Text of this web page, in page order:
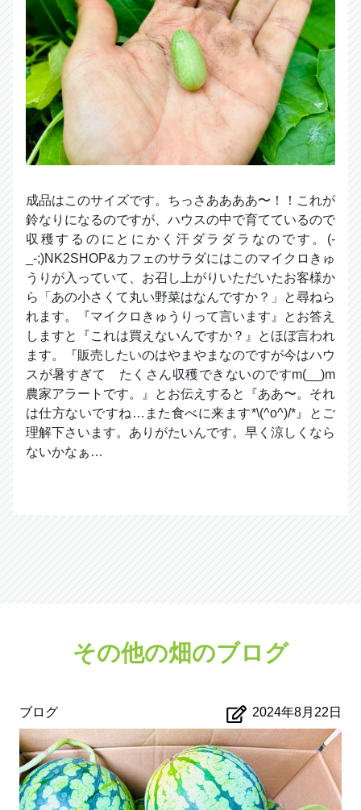
成品はこのサイズです。ちっさああああ〜！！これが
鈴なりになるのですが、ハウスの中で育てているので
収穫するのにとにかく汗ダラダラなのです。(-
_-;)NK2SHOP&カフェのサラダにはこのマイクロきゅ
うりが入っていて、お召し上がりいただいたお客様か
ら「あの小さくて丸い野菜はなんですか？」と尋ねら
れます。『マイクロきゅうりって言います』とお答え
しますと『これは買えないんですか？』とほぼ言われ
ます。『販売したいのはやまやまなのですが今はハウ
スが暑すぎて たくさん収穫できないのですm(__)m
農家アラートです。』とお伝えすると『ああ〜。それ
は仕方ないですね…また食べに来ます*\(^o^)/*』とご
理解下さいます。ありがたいんです。早く涼しくなら
ないかなぁ…
その他の畑のブログ
ブログ 2024年8月22日